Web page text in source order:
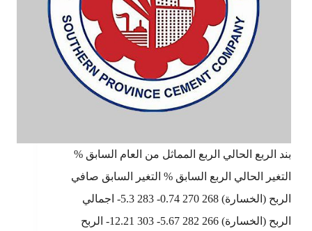
بند الربع الحالي الربع المماثل من العام السابق %
التغير الحالي الربع السابق % التغير السابق صافي
الربح (الخسارة) 268 270 0.74- 283 5.3- اجمالي
الربح (الخسارة) 266 282 5.67- 303 12.21- الربح